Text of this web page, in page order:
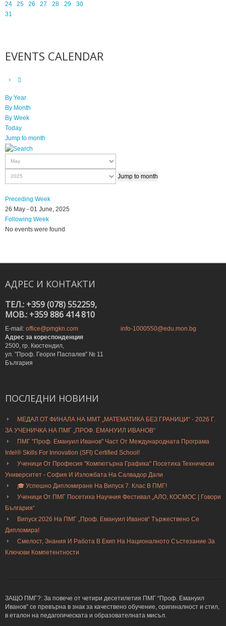
24
25 26 27 28 29
30
31
EVENTS CALENDAR
By Year
By Month
By Week
Today
Jump to month
Jump to month
Preceding Week
26 May - 01 June, 2025
Following Week
No events were found
АДРЕС И КОНТАКТИ
ТЕЛ.: +359 (078) 552259,
MOB.: +359 886 414 810
E-mail: office@pmgkn.com
info-1000550@edu.mon.bg
Адрес за кореспонденция
2500, гр. Кюстендил,
ул. ”Проф. Георги Паспалев” № 11
България
ПОСЛЕДНИ НОВИНИ
МЕДАЛ ОТ ФИНАЛА НА ММТ „МАТЕМАТИКА БЕЗ ГРАНИЦИ“ - 2026 Г.
ЗА УЧЕНИЧКА НА ПМГ „ПРОФ. ЕМАНУИЛ ИВАНОВ“
ПМГ "Проф. Емануил Иванов" Част От Международната Програма
Intel® Skills For Innovation (SFI) Certified School!
Ученици От Професия "Компютърна Графика" Посетиха Технически
Университет - София И Изложбата На Салвадор Дали
🎓 Успешно Дипломиране На Випуск 7. Клас В ПМГ!
Ученици От ПМГ Посетиха Научния Фестивал „АЛО, КОСМОС | Говори
България“
Випуск 2026 На ПМГ „Проф. Емануил Иванов“ Тържествено Се
Дипломира!
Смелост, Знания И Работа В Екип На Националното Състезание За
Ключови Компетентности
ЗАЩО ПМГ?: За повече от четири десетилетия ПМГ “Проф. Емануил
Иванов” се превърна в знак за качествено обучение, оригиналност и стил,
в еталон на педагогическата и образователната мисъл.